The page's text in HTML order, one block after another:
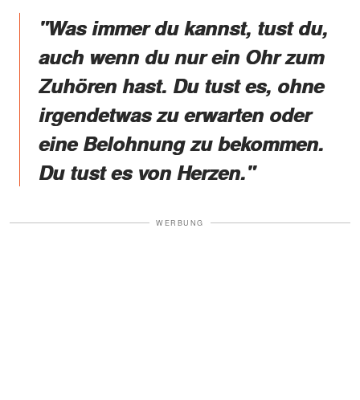
"Was immer du kannst, tust du,
auch wenn du nur ein Ohr zum
Zuhören hast. Du tust es, ohne
irgendetwas zu erwarten oder
eine Belohnung zu bekommen.
Du tust es von Herzen."
WERBUNG